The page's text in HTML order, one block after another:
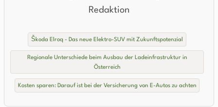
Redaktion
Škoda Elroq - Das neue Elektro-SUV mit Zukunftspotenzial
Regionale Unterschiede beim Ausbau der Ladeinfrastruktur in
Österreich
Kosten sparen: Darauf ist bei der Versicherung von E-Autos zu achten